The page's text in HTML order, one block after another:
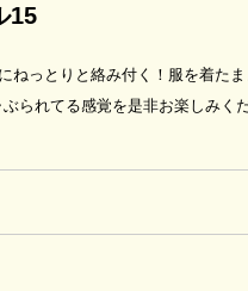
15
ねっとりと絡み付く！服を着た
られてる感覚を是非お楽しみく